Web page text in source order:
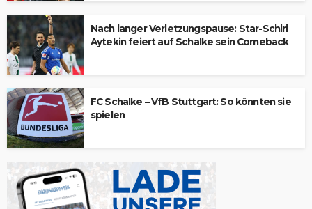
Nach langer Verletzungspause: Star-Schiri
Aytekin feiert auf Schalke sein Comeback
FC Schalke – VfB Stuttgart: So könnten sie
spielen